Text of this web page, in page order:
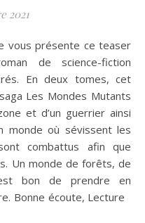
2021
de science-fiction
En deux tomes, cet
Les Mondes Mutants
et d’un guerrier ainsi
monde où sévissent les
combattus afin que
Un monde de forêts, de
bon de prendre en
Bonne écoute, Lecture